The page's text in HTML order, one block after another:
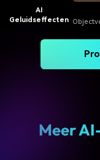
AI
Geluidseffecten
Meer